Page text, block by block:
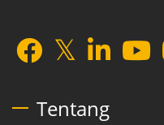
Tentang